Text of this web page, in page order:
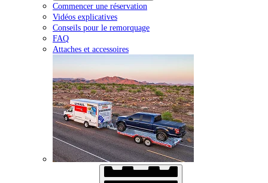
Commencer une réservation
Vidéos explicatives
Conseils pour le remorquage
FAQ
Attaches et accessoires